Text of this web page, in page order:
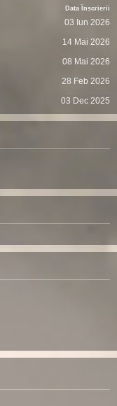
Data Înscrierii
03 Iun 2026
14 Mai 2026
08 Mai 2026
28 Feb 2026
03 Dec 2025